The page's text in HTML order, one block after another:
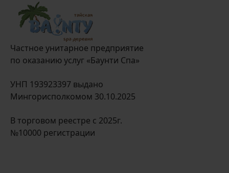
Частное унитарное предприятие
по оказанию услуг «Баунти Спа»
УНП 193923397 выдано
Мингорисполкомом 30.10.2025
В торговом реестре с 2025г.
№10000 регистрации